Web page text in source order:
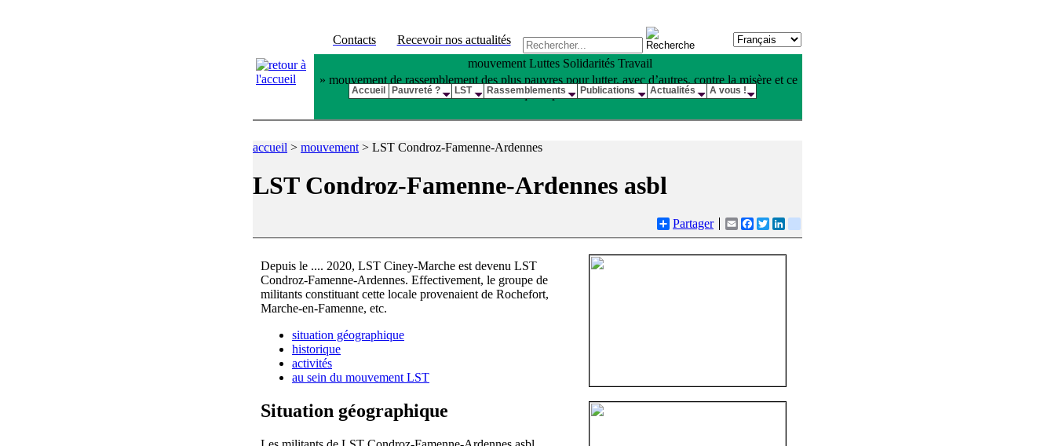
Contacts
Recevoir nos actualités
mouvement Luttes Solidarités Travail
» mouvement de rassemblement des plus pauvres pour lutter, avec d’autres, contre la misère et ce
qui la produit •
accueil > mouvement > LST Condroz-Famenne-Ardennes
LST Condroz-Famenne-Ardennes asbl
Partager EmailFacebook
Twitter
Depuis le .... 2020, LST Ciney-Marche est devenu LST
Condroz-Famenne-Ardennes. Effectivement, le groupe de
militants constituant cette locale provenaient de Rochefort,
Marche-en-Famenne, etc.
situation géographique
historique
activités
au sein du mouvement LST
Situation géographique
Accueil Pauvreté ? LST Rassemblements Publications Actualités A vous !